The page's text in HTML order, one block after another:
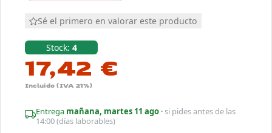
Sé el primero en valorar este producto
Stock: 4
17,42 €
Incluido (IVA 21%)
Entrega mañana, martes 11 ago ·si pides antes de las
14:00 (días laborables)